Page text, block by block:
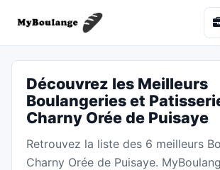
Découvrez les Meilleurs
Boulangeries et
Charny Orée de Puisaye
Retrouvez la liste des 6 meilleurs
Charny Orée de Puisaye.